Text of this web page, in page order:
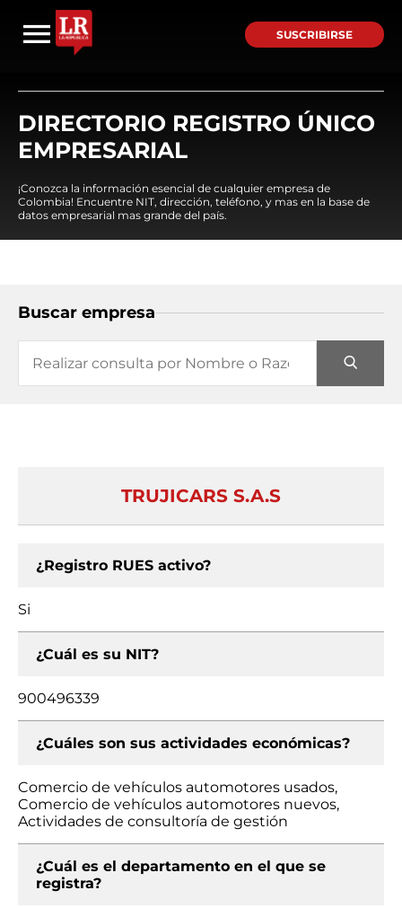
SUSCRIBIRSE
DIRECTORIO REGISTRO ÚNICO
EMPRESARIAL
¡Conozca la información esencial de cualquier empresa de
Colombia! Encuentre NIT, dirección, teléfono, y mas en la base de
datos empresarial mas grande del país.
Buscar empresa
TRUJICARS S.A.S
¿Registro RUES activo?
Si
¿Cuál es su NIT?
900496339
¿Cuáles son sus actividades económicas?
Comercio de vehículos automotores usados,
Comercio de vehículos automotores nuevos,
Actividades de consultoría de gestión
¿Cuál es el departamento en el que se
registra?